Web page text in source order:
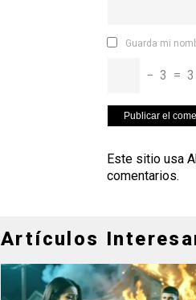
Guarda mi
− 3 = 3
Este sitio usa
comentarios.
Artículos